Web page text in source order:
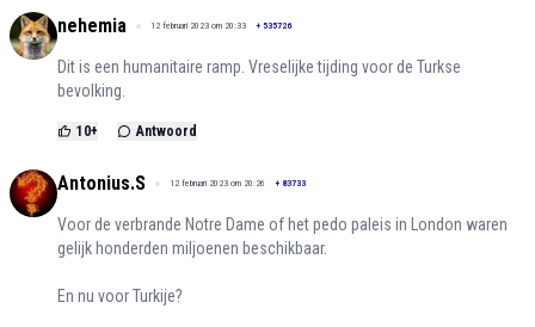
nehemia 12 februari 2023 om 20:33 + 535726
Dit is een humanitaire ramp. Vreselijke tijding voor de Turkse
bevolking.
10+ Antwoord
Antonius.S 12 februari 2023 om 20:26 + 83733
Voor de verbrande Notre Dame of het pedo paleis in London waren
gelijk honderden miljoenen beschikbaar.
En nu voor Turkije?